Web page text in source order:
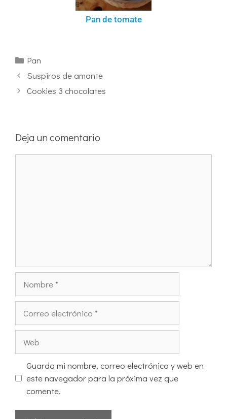
Pan de tomate
Pan
Suspiros de amante
Cookies 3 chocolates
Deja un comentario
Guarda mi nombre, correo electrónico y web en
este navegador para la próxima vez que
comente.